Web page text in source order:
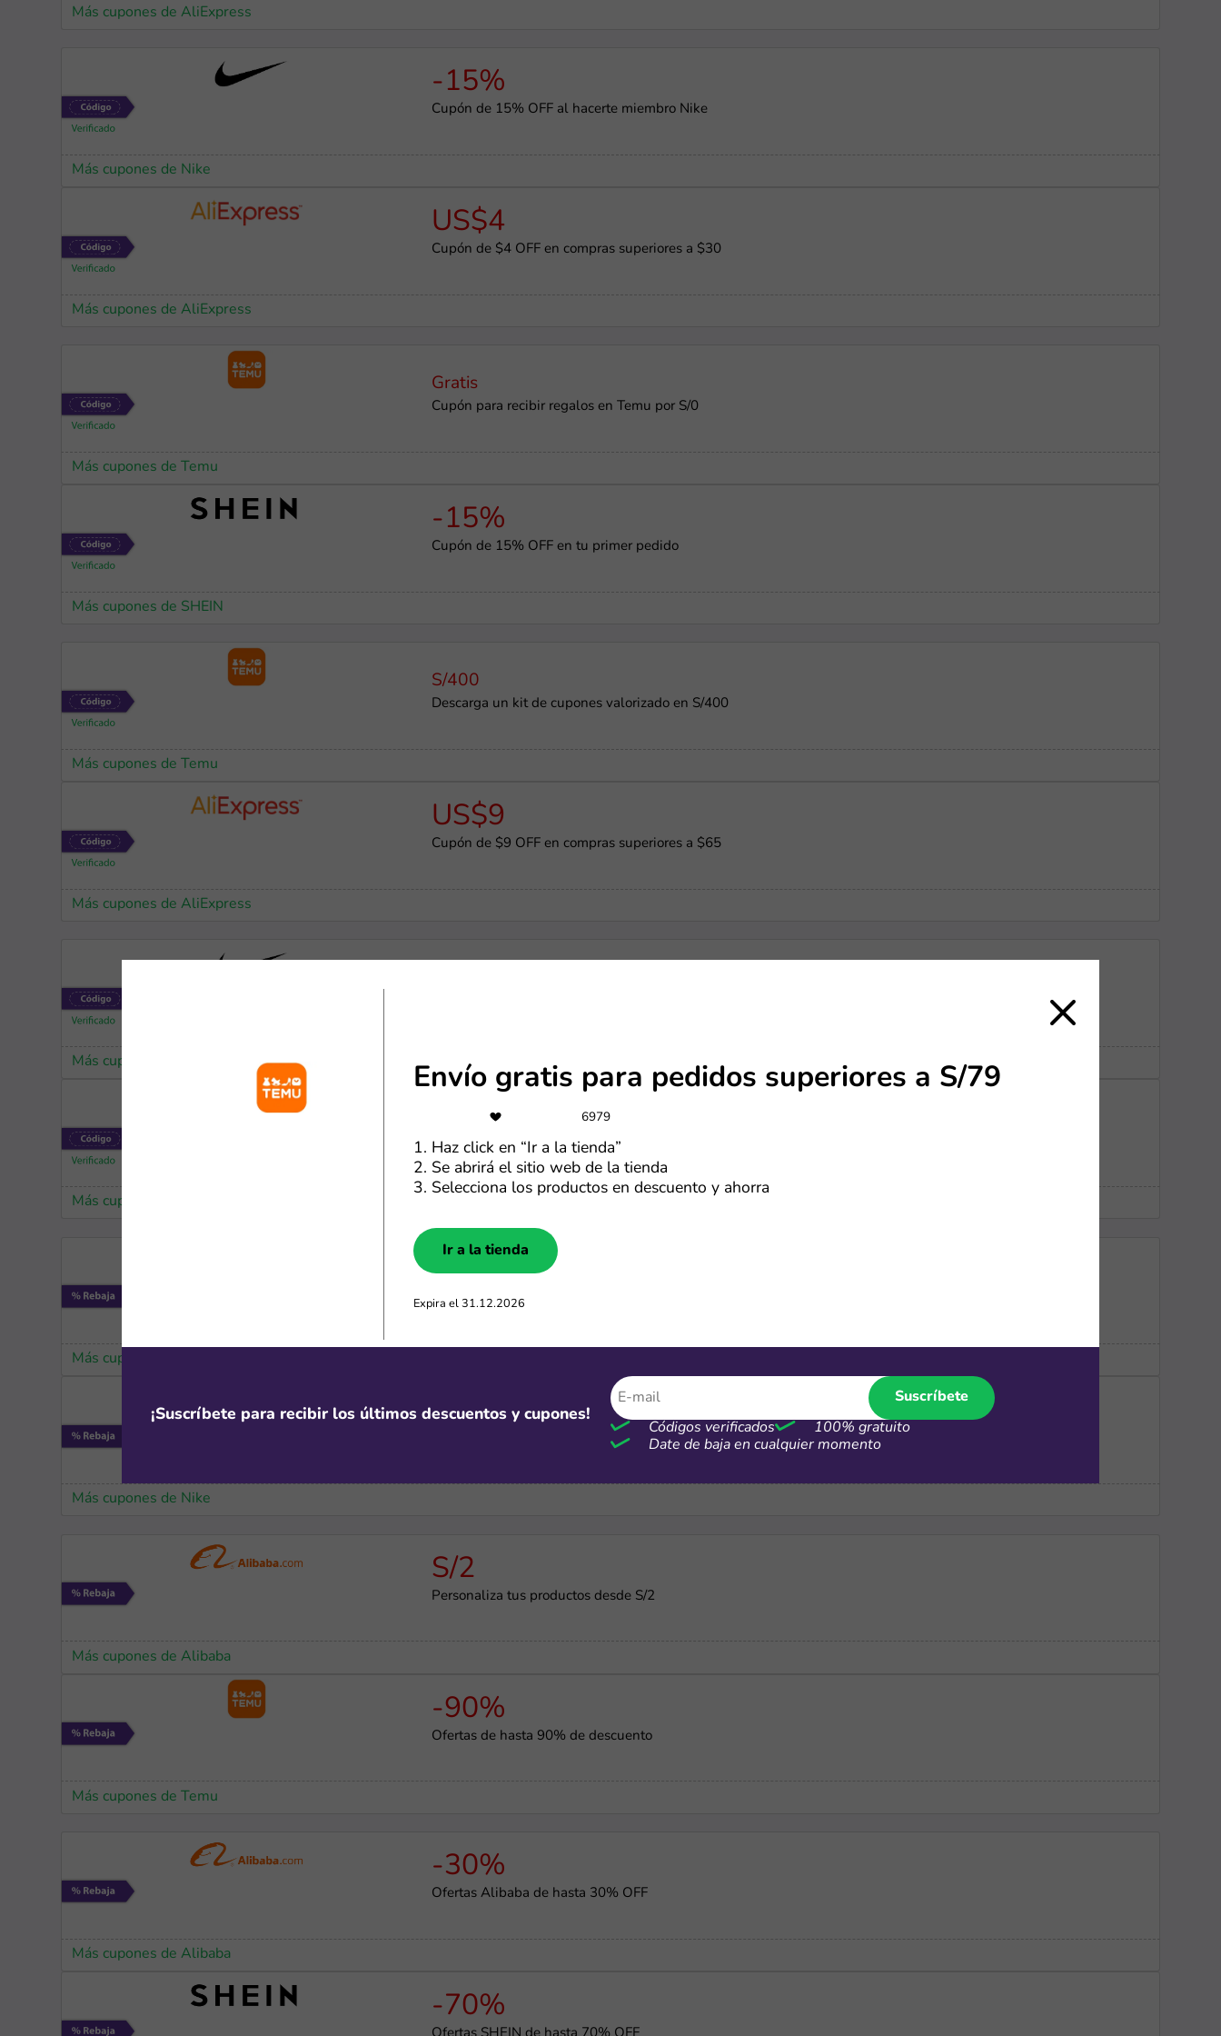
Más cupones de AliExpress
-15%
Cupón de 15% OFF al hacerte miembro Nike
Más cupones de Nike
US$4
Cupón de $4 OFF en compras superiores a $30
Más cupones de AliExpress
Gratis
Cupón para recibir regalos en Temu por S/0
Más cupones de Temu
-15%
Cupón de 15% OFF en tu primer pedido
Más cupones de SHEIN
S/400
Descarga un kit de cupones valorizado en S/400
Más cupones de Temu
US$9
Cupón de $9 OFF en compras superiores a $65
Más cupones de AliExpress
Más cupones de Nike
-69%
Cupón de 69% OFF en pedidos de +S/67.99
Más cupones de SHEIN
6 CSI
Hasta 6 cuotas sin interés en Nike
Más cupones de Nike
-50%
Ofertas Nike de hasta 50% OFF
Más cupones de Nike
S/2
Personaliza tus productos desde S/2
Más cupones de Alibaba
-90%
Ofertas de hasta 90% de descuento
Más cupones de Temu
-30%
Ofertas Alibaba de hasta 30% OFF
Más cupones de Alibaba
-70%
Envío gratis para pedidos superiores a S/79
6979
1. Haz click en “Ir a la tienda”
2. Se abrirá el sitio web de la tienda
3. Selecciona los productos en descuento y ahorra
Ir a la tienda
Expira el 31.12.2026
¡Suscríbete para recibir los últimos descuentos y cupones!
Suscríbete
Códigos verificados
100% gratuito
Date de baja en cualquier momento